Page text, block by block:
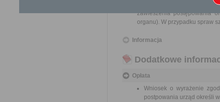
terminu nie wlicza się
zawieszenia postępowania
organu). W przypadku spraw
Informacja
Dodatkowe
Opłata
Wniosek o wyrażenie
postpowania urząd określi